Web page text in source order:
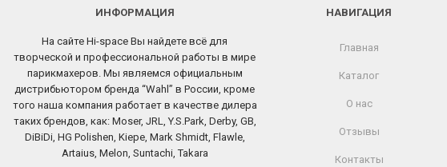
ИНФОРМАЦИЯ
На сайте Hi-space Вы найдете всё для
творческой и профессиональной работы в мире
парикмахеров. Мы являемся официальным
дистрибьютором бренда “Wahl” в России, кроме
того наша компания работает в качестве дилера
таких брендов, как: Moser, JRL, Y.S.Park, Derby, GB,
DiBiDi, HG Polishen, Kiepe, Mark Shmidt, Flawle,
Artaius, Melon, Suntachi, Takara
НАВИГАЦИЯ
Главная
Каталог
О нас
Отзывы
Контакты